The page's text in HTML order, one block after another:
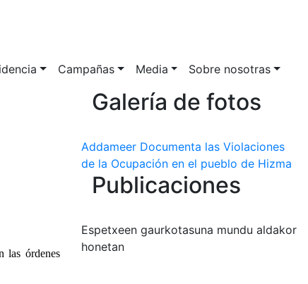
Campañas Media Sobre nosotras
las órdenes
Galería de fotos
Addameer Documenta las Violaciones
de la Ocupación en el pueblo de Hizma
Publicaciones
Espetxeen gaurkotasuna mundu aldakor
honetan